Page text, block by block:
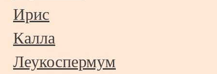
Ирис
Калла
Леукоспермум